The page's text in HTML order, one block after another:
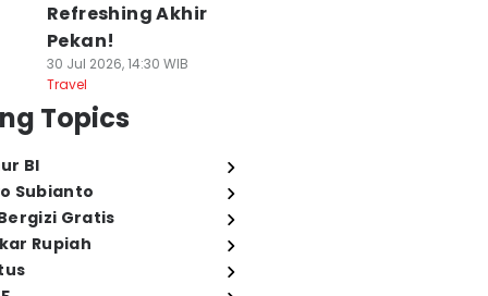
Refreshing Akhir
Pekan!
30 Jul 2026, 14:30 WIB
Travel
Topics
BI
Subianto
Gratis
Rupiah